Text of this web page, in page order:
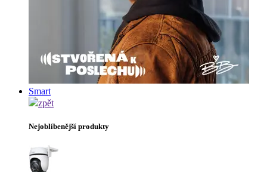
Smart
zpět
Nejoblíbenější produkty